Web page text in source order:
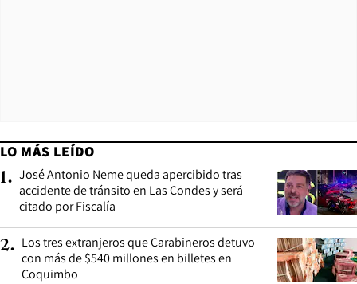
LO MÁS LEÍDO
1. José Antonio Neme queda apercibido tras
accidente de tránsito en Las Condes y será
citado por Fiscalía
2. Los tres extranjeros que Carabineros detuvo
con más de $540 millones en billetes en
Coquimbo